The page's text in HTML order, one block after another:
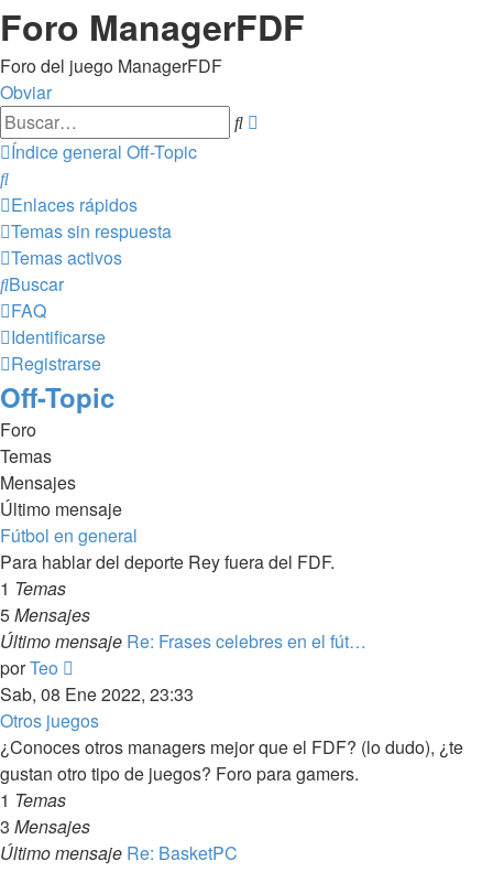
Foro ManagerFDF
Foro del juego ManagerFDF
Obviar
Buscar
Índice general Off-Topic
Buscar
Enlaces rápidos
Temas sin respuesta
Temas activos
Buscar
FAQ
Identificarse
Registrarse
Off-Topic
Foro
Temas
Mensajes
Último mensaje
Fútbol en general
Para hablar del deporte Rey fuera del FDF.
1 Temas
5Mensajes
Último mensaje Re: Frases celebres en el fút…
porTeo
último
mensaje
Sab, 08 Ene 2022, 23:33
Otros juegos
¿Conoces otros managers mejor que el FDF? (lo dudo), ¿te
gustan otro tipo de juegos? Foro para gamers.
1 Temas
3 Mensajes
Último mensaje Re: BasketPC